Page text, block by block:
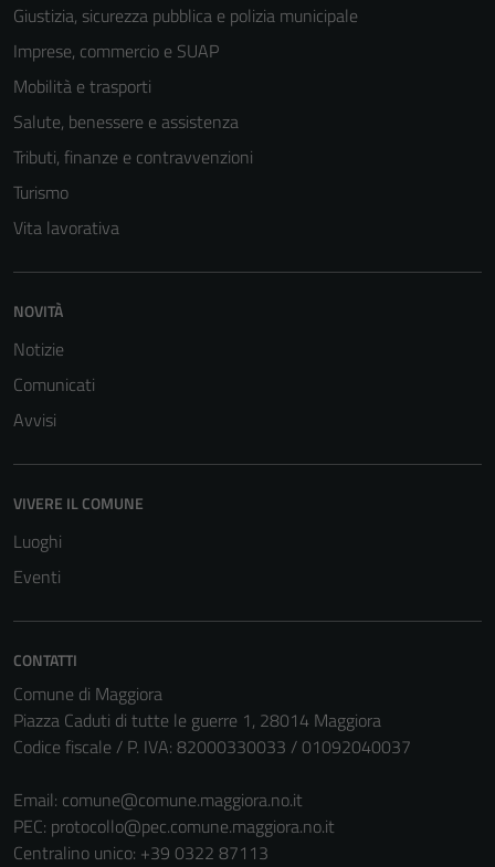
Giustizia, sicurezza pubblica e polizia municipale
Imprese, commercio e SUAP
Mobilità e trasporti
Salute, benessere e assistenza
Tributi, finanze e contravvenzioni
Turismo
Vita lavorativa
NOVITÀ
Notizie
Comunicati
Avvisi
VIVERE IL COMUNE
Luoghi
Eventi
CONTATTI
Comune di Maggiora
Piazza Caduti di tutte le guerre 1, 28014 Maggiora
Codice fiscale / P. IVA: 82000330033 / 01092040037
Email: comune@comune.maggiora.no.it
PEC: protocollo@pec.comune.maggiora.no.it
Centralino unico: +39 0322 87113
Questi cookie
sono necessari